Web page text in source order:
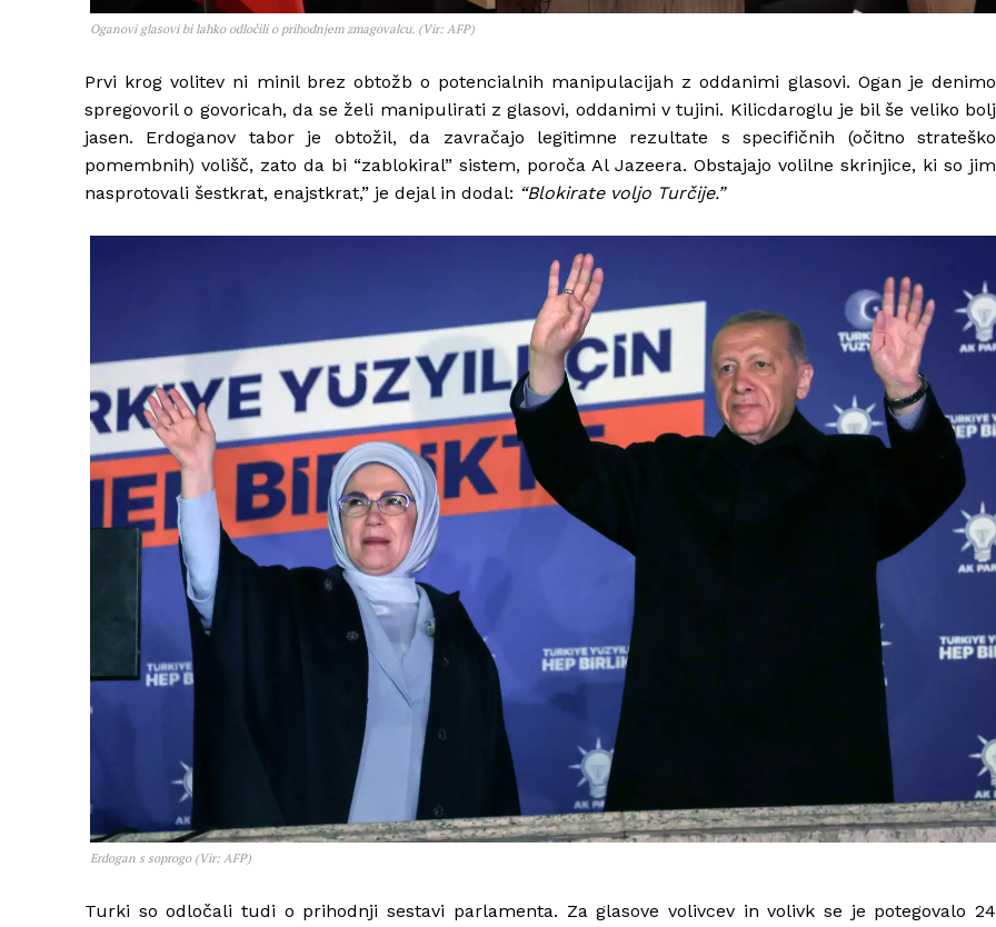
Oganovi glasovi bi lahko odločili o prihodnjem zmagovalcu. (Vir: AFP)
Prvi krog volitev ni minil brez obtožb o potencialnih manipulacijah z oddanimi glasovi. Ogan je denimo
spregovoril o govoricah, da se želi manipulirati z glasovi, oddanimi v tujini. Kilicdaroglu je bil še veliko bolj
jasen. Erdoganov tabor je obtožil, da zavračajo legitimne rezultate s specifičnih (očitno strateško
pomembnih) volišč, zato da bi “zablokiral” sistem, poroča Al Jazeera. Obstajajo volilne skrinjice, ki so jim
nasprotovali šestkrat, enajstkrat,” je dejal in dodal: “Blokirate voljo Turčije.”
Erdogan s soprogo (Vir: AFP)
Turki so odločali tudi o prihodnji sestavi parlamenta. Za glasove volivcev in volivk se je potegovalo 24